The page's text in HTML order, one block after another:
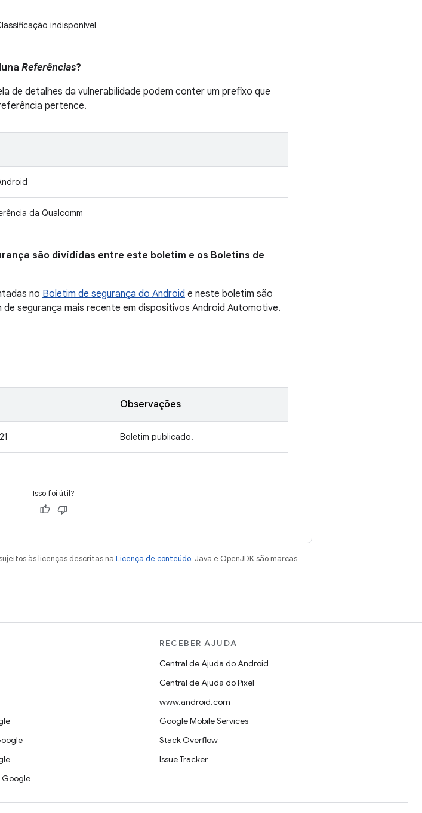
indisponível
Referências?
de detalhes da vulnerabilidade podem conter um prefixo que
pertence.
da Qualcomm
são divididas entre este boletim e os Boletins de
no Boletim de segurança do Android e neste boletim são
segurança mais recente em dispositivos Android Automotive.
Observações
Boletim publicado.
Isso foi útil?
às licenças descritas na Licença de conteúdo. Java e OpenJDK são marcas
Google
RECEBER AJUDA
Central de Ajuda do Android
Central de Ajuda do Pixel
www.android.com
Google Mobile Services
Stack Overflow
Issue Tracker